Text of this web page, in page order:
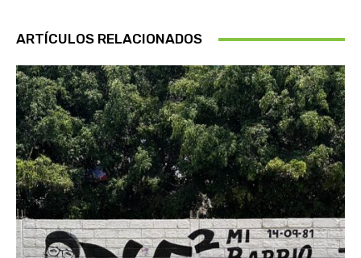
ARTÍCULOS RELACIONADOS